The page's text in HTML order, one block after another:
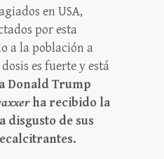
en USA,
por esta
a la población a
es fuerte y está
Donald Trump
ha recibido la
disgusto de sus